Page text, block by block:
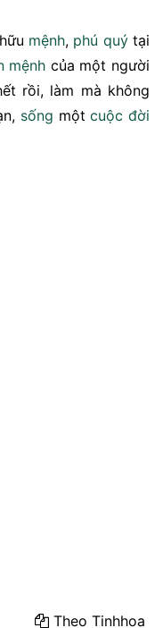
mệnh, phú quýtại
mệnh của một người
rồi, làm mà không
sống mộtcuộc đời
Theo Tinhhoa